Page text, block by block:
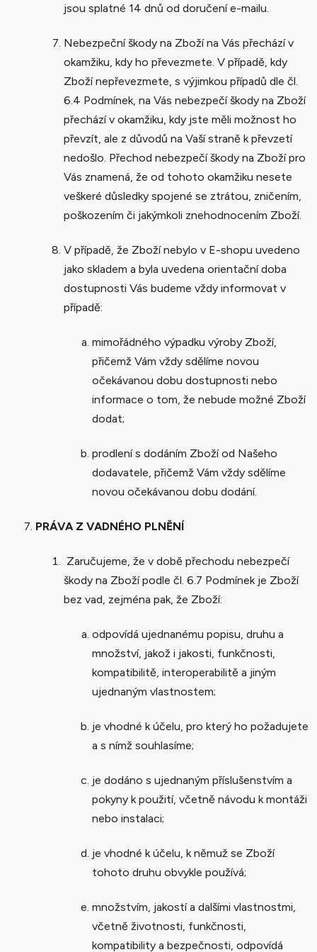
jsou splatné 14 dnů od doručení e-mailu.
Nebezpeční škody na Zboží na Vás přechází v
okamžiku, kdy ho převezmete. V případě, kdy
Zboží nepřevezmete, s výjimkou případů dle čl.
6.4 Podmínek, na Vás nebezpečí škody na Zboží
přechází v okamžiku, kdy jste měli možnost ho
převzít, ale z důvodů na Vaší straně k převzetí
nedošlo. Přechod nebezpečí škody na Zboží pro
Vás znamená, že od tohoto okamžiku nesete
veškeré důsledky spojené se ztrátou, zničením,
poškozením či jakýmkoli znehodnocením Zboží.
V případě, že Zboží nebylo v E-shopu uvedeno
jako skladem a byla uvedena orientační doba
dostupnosti Vás budeme vždy informovat v
případě:
mimořádného výpadku výroby Zboží,
přičemž Vám vždy sdělíme novou
očekávanou dobu dostupnosti nebo
informace o tom, že nebude možné Zboží
dodat;
prodlení s dodáním Zboží od Našeho
dodavatele, přičemž Vám vždy sdělíme
novou očekávanou dobu dodání.
PRÁVA Z VADNÉHO PLNĚNÍ
Zaručujeme, že v době přechodu nebezpečí
škody na Zboží podle čl. 6.7 Podmínek je Zboží
bez vad, zejména pak, že Zboží:
odpovídá ujednanému popisu, druhu a
množství, jakož i jakosti, funkčnosti,
kompatibilitě, interoperabilitě a jiným
ujednaným vlastnostem;
je vhodné k účelu, pro který ho požadujete
a s nímž souhlasíme;
je dodáno s ujednaným příslušenstvím a
pokyny k použití, včetně návodu k montáži
nebo instalaci;
je vhodné k účelu, k němuž se Zboží
tohoto druhu obvykle používá;
množstvím, jakostí a dalšími vlastnostmi,
včetně životnosti, funkčnosti,
kompatibility a bezpečnosti, odpovídá